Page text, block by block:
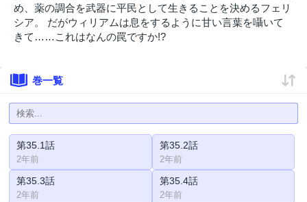
め、薬の調合を武器に平民として生きることを決めるフェリ
シア。 だがウィリアムは息をするように甘い言葉を囁いて
きて……これはなんの罠ですか!?
巻一覧
第35.1話
2年前
第35.2話
2年前
第35.3話
2年前
第35.4話
2年前